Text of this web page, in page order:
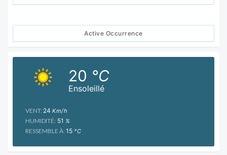
Active Occurrence
Ensoleillé
20 °C
VENT: 24 Km/h
HUMIDITÉ: 51 %
RESSEMBLE À: 15 °C